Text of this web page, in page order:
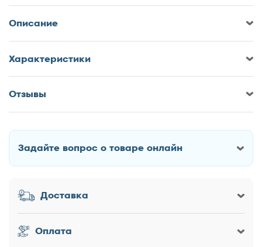
Описание
Характеристики
Отзывы
Оставить отзыв о Двухъярусная
мебели Мадлен
Заголовок
Задайте вопрос о товаре онлайн
Доставка
Оплата